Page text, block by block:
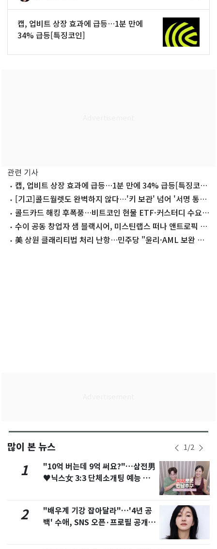
캡, 업비트 상장 효과에 급등…1분 만에
34% 급등[특징코인]
관련 기사
캡, 업비트 상장 효과에 급등…1분 만에 34% 급등[특징코
인][기고]콜드월렛도 완벽하지 않다…'키 보관' 넘어 '서명 통제'
물어야
콜드카드 해킹 후폭풍…비트코인 현물 ETF·커스터디 수요
커진다
수이 공동 창업자 샘 블랙시어, 미스틴랩스 떠나 앤트로픽 합
류 美 상원 클래리티법 처리 난항…민주당 "윤리·AML 보완 우
많이 본 뉴스 1/2
1
"10억 버는데 9억 써요?"…삼전男
♥닉스女 3:3 단체소개팅 예능 화
2
"배우계 기강 잡아달라"…'4년 공
백' 수애, SNS 오픈·프로필 공개